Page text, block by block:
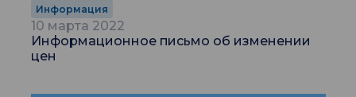
Информация
10 марта 2022
Информационное письмо об изменении
цен